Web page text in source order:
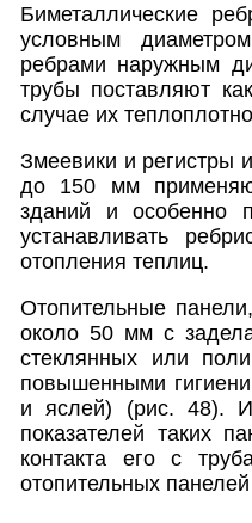
Биметаллические
условным
ребрами наружным
трубы поставляют
случае их
Змеевики и регистры
до 150 мм
зданий и особенно
устанавливать
отопления теплиц.
Отопительные
около 50 мм с
стеклянных или
повышенными
и яслей) (рис. 48).
показателей таких
контакта его с
отопительных